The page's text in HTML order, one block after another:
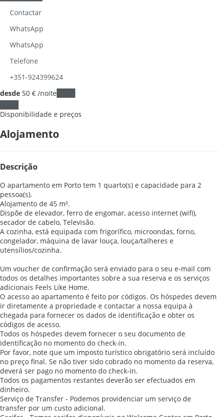
Contactar
WhatsApp
WhatsApp
Telefone
+351-924399624
desde 50 € /noite
Disponibilidade e preços
Alojamento
Descrição
O apartamento em Porto tem 1 quarto(s) e capacidade para 2
pessoa(s).
Alojamento de 45 m².
Dispõe de elevador, ferro de engomar, acesso internet (wifi),
secador de cabelo, Televisão.
A cozinha, está equipada com frigorífico, microondas, forno,
congelador, máquina de lavar louça, louça/talheres e
utensílios/cozinha.
Um voucher de confirmação será enviado para o seu e-mail com
todos os detalhes importantes sobre a sua reserva e os serviços
adicionais Feels Like Home.
O acesso ao apartamento é feito por códigos. Os hóspedes devem
ir diretamente a propriedade e contactar a nossa equipa à
chegada para fornecer os dados de identificação e obter os
códigos de acesso.
Todos os hóspedes devem fornecer o seu documento de
identificação no momento do check-in.
Por favor, note que um imposto turístico obrigatório será incluído
no preço final. Se não tiver sido cobrado no momento da reserva,
deverá ser pago no momento do check-in.
Todos os pagamentos restantes deverão ser efectuados em
dinheiro.
Serviço de Transfer - Podemos providenciar um serviço de
transfer por um custo adicional.